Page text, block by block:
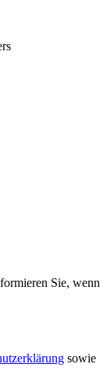
Sie, wenn
sowie